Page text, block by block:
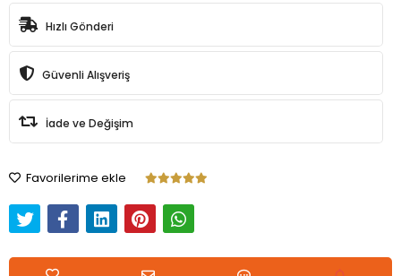
Hızlı Gönderi
Güvenli Alışveriş
İade ve Değişim
Favorilerime ekle